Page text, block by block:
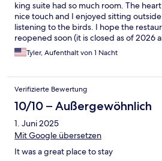
king suite had so much room. The
nice touch and I enjoyed sitting
listening to the birds. I hope the
reopened soon (it is closed as of 2026
as that would have made my stay that
Tyler, Aufenthalt von 1 Nacht
Verifizierte Bewertung
10/10 – Außergewöhnlich
1. Juni 2025
Mit Google übersetzen
It was a great place to stay